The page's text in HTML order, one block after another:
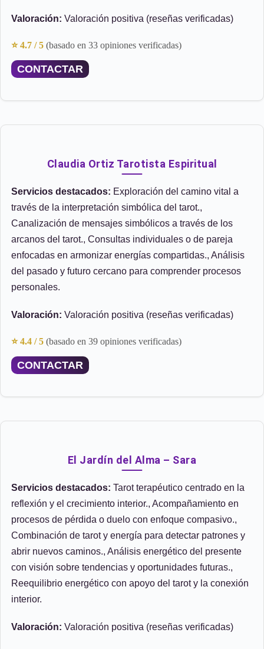
Valoración: Valoración positiva (reseñas verificadas)
⭐ 4.7 / 5 (basado en 33 opiniones verificadas)
CONTACTAR
Claudia Ortiz Tarotista Espiritual
Servicios destacados: Exploración del camino vital a
través de la interpretación simbólica del tarot.,
Canalización de mensajes simbólicos a través de los
arcanos del tarot., Consultas individuales o de pareja
enfocadas en armonizar energías compartidas., Análisis
del pasado y futuro cercano para comprender procesos
personales.
Valoración: Valoración positiva (reseñas verificadas)
⭐ 4.4 / 5 (basado en 39 opiniones verificadas)
CONTACTAR
El Jardín del Alma – Sara
Servicios destacados: Tarot terapéutico centrado en la
reflexión y el crecimiento interior., Acompañamiento en
procesos de pérdida o duelo con enfoque compasivo.,
Combinación de tarot y energía para detectar patrones y
abrir nuevos caminos., Análisis energético del presente
con visión sobre tendencias y oportunidades futuras.,
Reequilibrio energético con apoyo del tarot y la conexión
interior.
Valoración: Valoración positiva (reseñas verificadas)